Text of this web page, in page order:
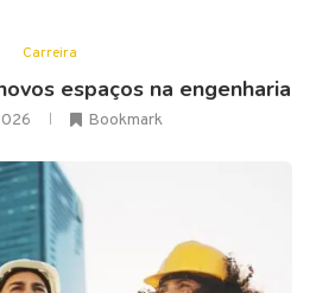
Carreira
espaços na engenharia
Bookmark